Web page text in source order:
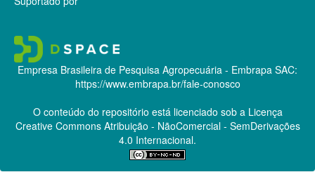
Empresa Brasileira de Pesquisa Agropecuária - Embrapa SAC:
https://www.embrapa.br/fale-conosco
O conteúdo do repositório está licenciado sob a Licença
Creative CommonsAtribuição - NãoComercial - SemDerivações
4.0 Internacional.